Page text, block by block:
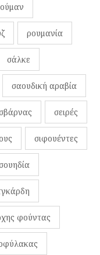
ρουμανία
σάλκε
σαουδική αραβία
σειρές
σιφουέντες
φούντας